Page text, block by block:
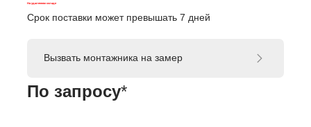
На удаленном складе
Срок поставки может превышать 7 дней
По запросу*
Вызвать монтажника на замер